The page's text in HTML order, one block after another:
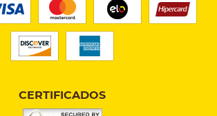
CERTIFICADOS